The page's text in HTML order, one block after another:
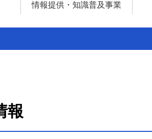
情報提供・知識普及事業
報